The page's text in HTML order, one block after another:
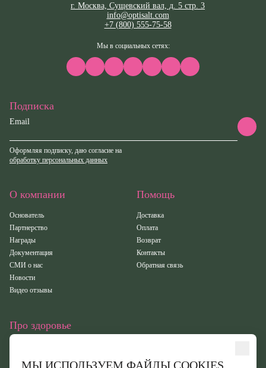
МЫ ИСПОЛЬЗУЕМ ФАЙЛЫ COOKIES.
г. Москва, Сущевский вал, д. 5 стр. 3
info@optisalt.com
+7 (800) 555-75-58
Мы в социальных сетях:
Подписка
Email
Оформляя подписку, даю согласие на
обработку персональных данных
О компании
Основатель
Партнерство
Награды
Документация
СМИ о нас
Новости
Видео отзывы
Помощь
Доставка
Оплата
Возврат
Контакты
Обратная связь
Про здоровье